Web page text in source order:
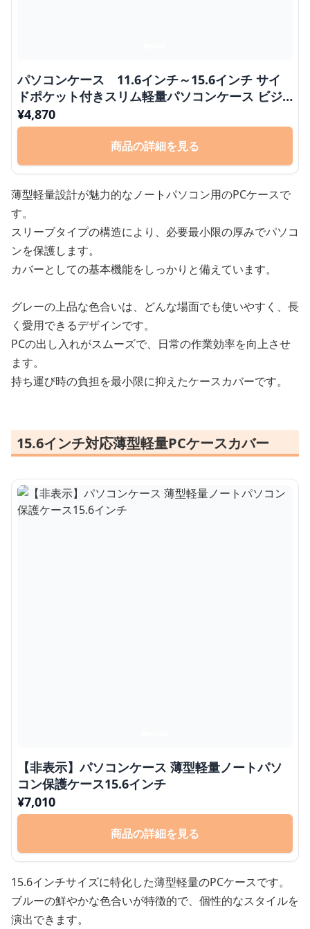
パソコンケース 11.6インチ～15.6インチ サイ
ドポケット付きスリム軽量パソコンケース ビジ
ネス 通勤 カフェ作業
¥4,870
商品の詳細を見る
薄型軽量設計が魅力的なノートパソコン用のPCケースで
す。
スリーブタイプの構造により、必要最小限の厚みでパソコ
ンを保護します。
カバーとしての基本機能をしっかりと備えています。
グレーの上品な色合いは、どんな場面でも使いやすく、長
く愛用できるデザインです。
PCの出し入れがスムーズで、日常の作業効率を向上させ
ます。
持ち運び時の負担を最小限に抑えたケースカバーです。
15.6インチ対応薄型軽量PCケースカバー
【非表示】パソコンケース 薄型軽量ノートパソ
コン保護ケース15.6インチ
¥7,010
商品の詳細を見る
15.6インチサイズに特化した薄型軽量のPCケースです。
ブルーの鮮やかな色合いが特徴的で、個性的なスタイルを
演出できます。